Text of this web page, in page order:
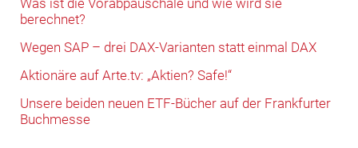
berechnet?
Wegen SAP – drei DAX-Varianten statt einmal DAX
Aktionäre auf Arte.tv: „Aktien? Safe!“
Unsere beiden neuen ETF-Bücher auf der Frankfurter
Buchmesse